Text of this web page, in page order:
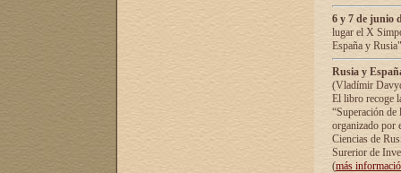
6 y 7 de junio
lugar el X
España y
Rusia y
(Vladímir
El libro recoge
“Superación
organizado por
Ciencias de
Surerior de
(más